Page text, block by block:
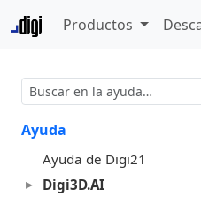
Productos
Ayuda
Ayuda de Digi21
Digi3D.AI